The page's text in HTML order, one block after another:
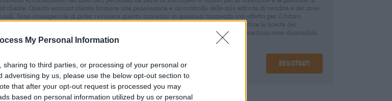
My Personal Information
sharing to third parties, or processing of your personal or
advertising by us, please use the below opt-out section to
that after your opt-out request is processed you may
based on personal information utilized by us or personal
cliente. Questo account cliente fornisce una panoramica e un controllo delle mie attività di vendita e dei miei
Sono consapevole di poter revocare questo consenso in qualsiasi momento con effetto per il futuro
un'e-mail a shop@bierothek.de. La informiamo che la revoca del consenso non pregiudica la liceità del
effettuato sulla base del suo consenso fino al momento della revoca. Ulteriori informazioni sono disponibili
dichiarazione sulla protezione dei dati
Registrati
comprensivi di IVA. PiùNavigazionepiùDepositare€ 0,25